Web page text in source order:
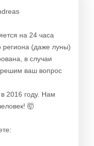
на 24 часа
региона (даже луны)
в случаи
ваш вопрос
2016 году. Нам
🤯